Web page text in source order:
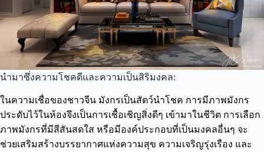
นำมาซึ่งความโชคดีและความเป็นสิริมงคล:
ในความเชื่อของชาวจีน มังกรเป็นสัตว์นำโชค การมีภาพมังกร
ประดับไว้ในห้องจึงเป็นการเชื้อเชิญสิ่งดีๆ เข้ามาในชีวิต การเลือก
ภาพมังกรที่มีสีสันสดใส หรือมีองค์ประกอบที่เป็นมงคลอื่นๆ จะ
ช่วยเสริมสร้างบรรยากาศแห่งความสุข ความเจริญรุ่งเรือง และ